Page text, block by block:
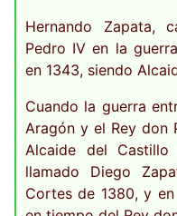
Hernando Zapata,
Pedro IV en la
en 1343, siendo
Cuando la guerra
Aragón y el Rey don
Alcaide del
llamado Diego
Cortes de 1380, y